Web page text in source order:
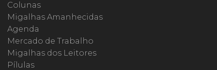
Colunas
Migalhas Amanhecidas
Agenda
Mercado de Trabalho
Migalhas dos Leitores
Pílulas